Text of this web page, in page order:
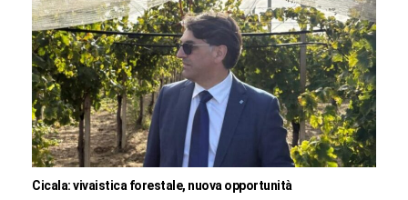
Cicala: vivaistica forestale, nuova opportunità